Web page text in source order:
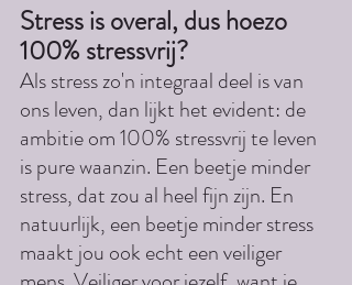
Stress is overal, dus hoezo
100% stressvrij?
Als stress zo'n integraal deel is van
ons leven, dan lijkt het evident: de
ambitie om 100% stressvrij te leven
is pure waanzin. Een beetje minder
stress, dat zou al heel fijn zijn. En
natuurlijk, een beetje minder stress
maakt jou ook echt een veiliger